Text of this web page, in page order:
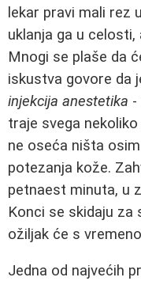
lekar pravi mali rez
uklanja ga u
Mnogi se plaše da
iskustva govore da
injekcija anestetika -
traje svega
ne oseća ništa
potezanja kože.
petnaest minuta, u
Konci se skidaju za
ožiljak će s
Jedna od najvećih